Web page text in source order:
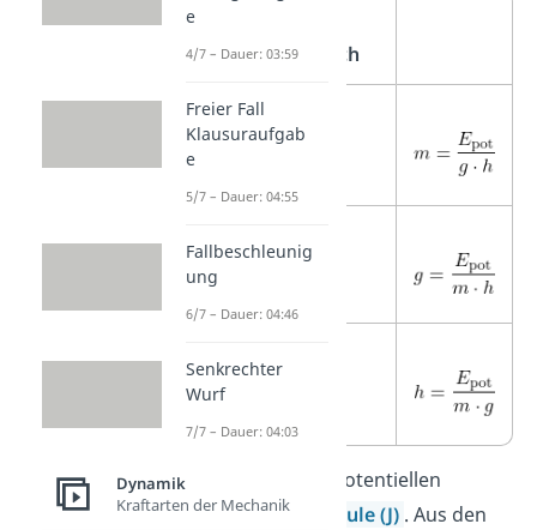
umgestellt nach
Masse
der potentiellen
Energie ist das
Joule(J) . Aus den
e
4/7 – Dauer: 03:59
Freier Fall
Klausuraufgab
e
5/7 – Dauer: 04:55
Fallbeschleunig
ung
6/7 – Dauer: 04:46
Senkrechter
Wurf
7/7 – Dauer: 04:03
Dynamik
Kraftarten der Mechanik